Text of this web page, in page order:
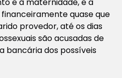
quase que
provedor, até os dias
são acusadas de
bancária dos possíveis